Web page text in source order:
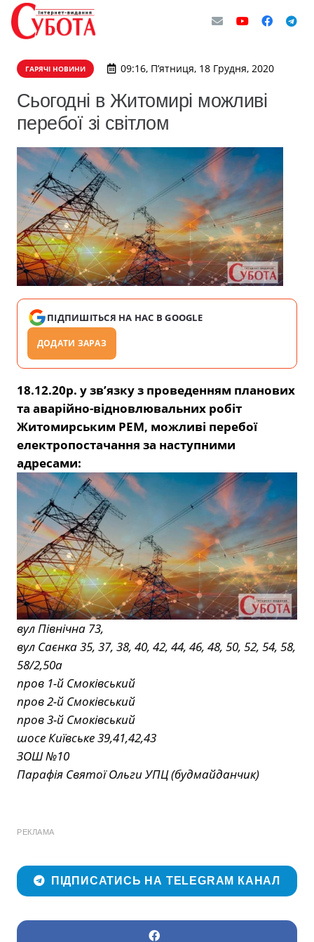
ГАРЯЧІ НОВИНИ 09:16, П’ятниця, 18 Грудня, 2020
Сьогодні в Житомирі можливі
перебої зі світлом
ПІДПИШІТЬСЯ НА НАС В GOOGLE
ДОДАТИ ЗАРАЗ
18.12.20р. у зв’язку з проведенням планових
та аварійно-відновлювальних робіт
Житомирським РЕМ, можливі перебої
електропостачання за наступними
адресами:
вул Північна 73,
вул Саєнка 35, 37, 38, 40, 42, 44, 46, 48, 50, 52, 54, 58,
58/2,50а
пров 1-й Смоківський
пров 2-й Смоківський
пров 3-й Смоківський
шосе Київське 39,41,42,43
ЗОШ №10
Парафія Святої Ольги УПЦ (будмайданчик)
РЕКЛАМА
ПІДПИСАТИСЬ НА TELEGRAM КАНАЛ